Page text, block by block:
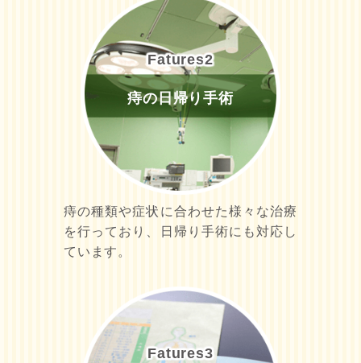
Fatures2
痔の日帰り手術
痔の種類や症状に合わせた様々な治療
を行っており、日帰り手術にも対応し
ています。
Fatures3